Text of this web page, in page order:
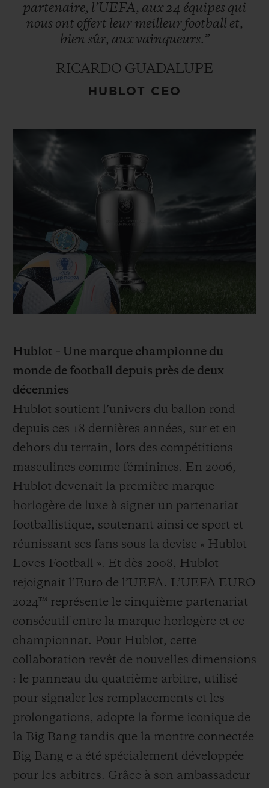
partenaire, l’UEFA, aux24 équipes qui
nous ont offert leur meilleur football et,
bien sûr, auxvainqueurs.”
RICARDO GUADALUPE
HUBLOT CEO
Hublot – Une marque championne du
monde de football depuis près de deux
décennies
Hublot soutient l’univers du ballon rond
depuis ces 18 dernières années, sur et en
dehors du terrain, lors des compétitions
masculines comme féminines. En 2006,
Hublot devenait la première marque
horlogère de luxe à signer un partenariat
footballistique, soutenant ainsi ce sport et
réunissant ses fans sous la devise « Hublot
Loves Football ». Et dès 2008, Hublot
rejoignait l’Euro de l’UEFA. L’UEFA EURO
2024™ représente le cinquième partenariat
consécutif entre la marque horlogère et ce
championnat. Pour Hublot, cette
collaboration revêt de nouvelles dimensions
: le panneau du quatrième arbitre, utilisé
pour signaler les remplacements et les
prolongations, adopte la forme iconique de
la Big Bang tandis que la montre connectée
Big Bang e a été spécialement développée
pour les arbitres. Grâce à son ambassadeur